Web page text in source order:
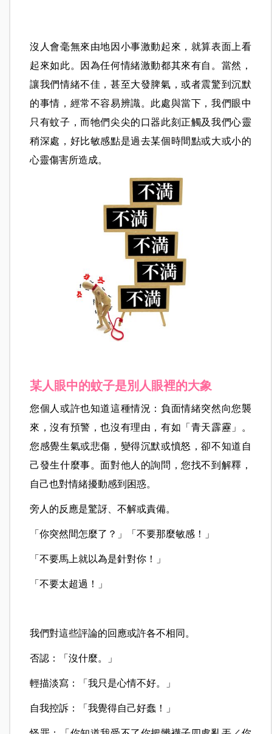
沒人會毫無來由地因小事激動起來，就算表面上看
起來如此。因為任何情緒激動都其來有自。當然，
讓我們情緒不佳，甚至大發脾氣，或者震驚到沉默
的事情，經常不容易辨識。此處與當下，我們眼中
只有蚊子，而牠們尖尖的口器此刻正觸及我們心靈
稍深處，好比敏感點是過去某個時間點或大或小的
心靈傷害所造成。
某人眼中的蚊子是別人眼裡的大象
您個人或許也知道這種情況：負面情緒突然向您襲
來，沒有預警，也沒有理由，有如「青天霹靂」。
您感覺生氣或悲傷，變得沉默或憤怒，卻不知道自
己發生什麼事。面對他人的詢問，您找不到解釋，
自己也對情緒擾動感到困惑。
旁人的反應是驚訝、不解或責備。
「你突然間怎麼了？」「不要那麼敏感！」
「不要馬上就以為是針對你！」
「不要太超過！」
我們對這些評論的回應或許各不相同。
否認：「沒什麼。」
輕描淡寫：「我只是心情不好。」
自我控訴：「我覺得自己好蠢！」